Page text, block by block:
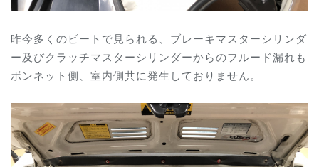
昨今多くのビートで見られる、ブレーキマスターシリンダ
ー及びクラッチマスターシリンダーからのフルード漏れも
ボンネット側、室内側共に発生しておりません。